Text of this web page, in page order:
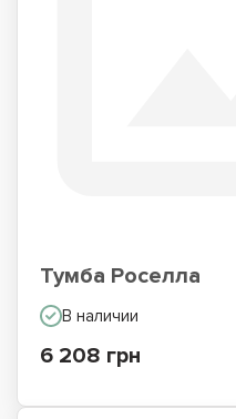
Тумба Роселла
В наличии
6 208 грн